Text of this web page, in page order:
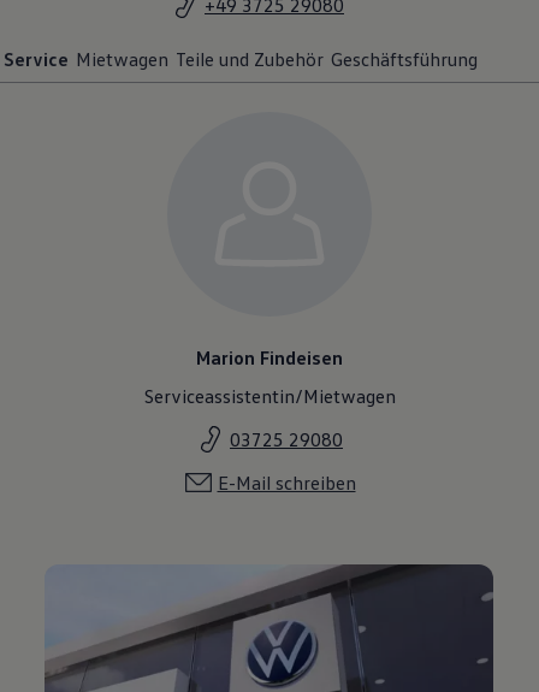
+49 3725 29080
Service Mietwagen Teile und Zubehör Geschäftsführung
Marion Findeisen
Serviceassistentin/Mietwagen
03725 29080
E-Mail schreiben